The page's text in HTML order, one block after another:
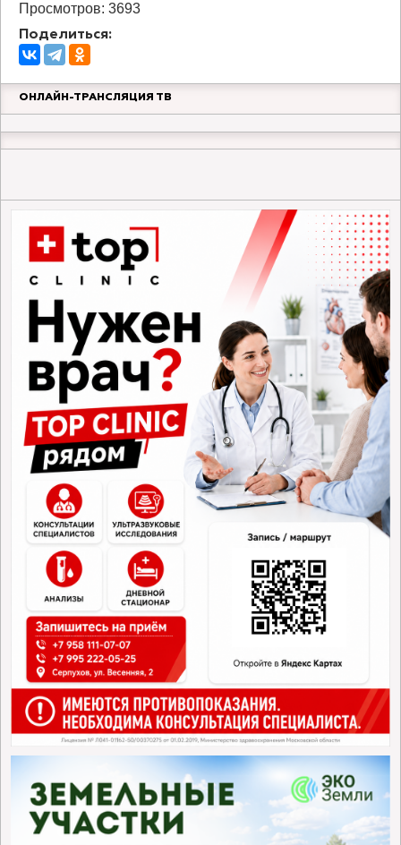
Просмотров: 3693
Поделиться:
ОНЛАЙН-ТРАНСЛЯЦИЯ ТВ